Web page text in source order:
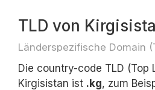
TLD von
Länderspezifische Domain
Die country-code TLD (Top
Kirgisistan ist .kg, zum